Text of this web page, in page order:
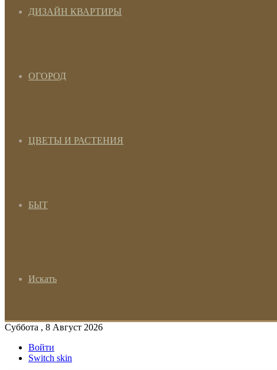
ДИЗАЙН КВАРТИРЫ
ОГОРОД
ЦВЕТЫ И РАСТЕНИЯ
БЫТ
Искать
Суббота , 8 Август 2026
Войти
Switch skin